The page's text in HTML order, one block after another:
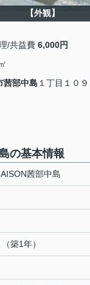
【外観】
/共益費 6,000円
茜部中島 １丁目１０９
の基本情報
茜部中島
築1年）